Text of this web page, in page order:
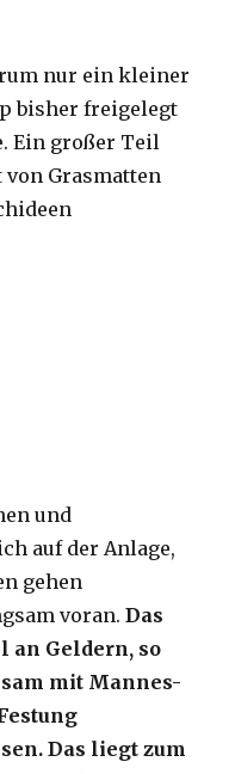
nur ein kleiner
bisher freigelegt
Ein großer Teil
Grasmatten
und
auf der Anlage,
gehen
voran.Das
an Geldern, so
mit Mannes-
Das liegt zum